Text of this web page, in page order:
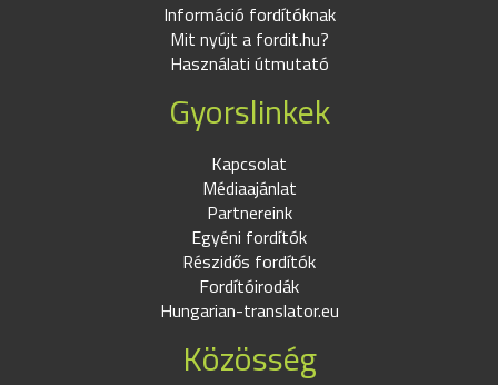
Információ fordítóknak
Mit nyújt a fordit.hu?
Használati útmutató
Gyorslinkek
Kapcsolat
Médiaajánlat
Partnereink
Egyéni fordítók
Részidős fordítók
Fordítóirodák
Hungarian-translator.eu
Közösség